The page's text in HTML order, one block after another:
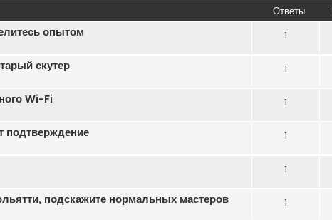
Ответы
опытом 1
скутер 1
Wi-Fi 1
подтверждение 1
1
подскажите нормальных мастеров 1